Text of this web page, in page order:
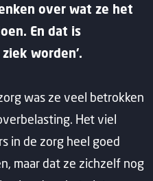
over wat ze het
En dat is
worden’.
was ze veel betrokken
Het viel
in de zorg heel goed
maar dat ze zichzelf nog